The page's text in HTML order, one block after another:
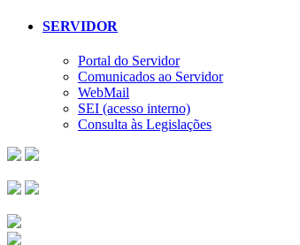
SERVIDOR
Portal do Servidor
Comunicados ao Servidor
WebMail
SEI (acesso interno)
Consulta às Legislações